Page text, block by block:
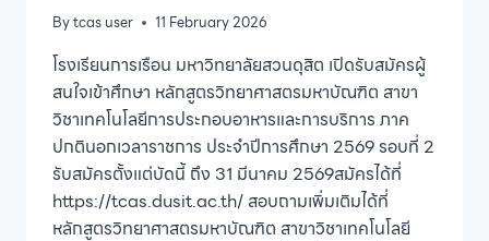
Bytcas user 11 February 2026
โรงเรียนการเรือน มหาวิทยาลัยสวนดุสิต เปิดรับสมัครผู้
สนใจเข้าศึกษา หลักสูตรวิทยาศาสตรมหาบัณฑิต สาขา
วิชาเทคโนโลยีการประกอบอาหารและการบริการ ภาค
ปกตินอกเวลาราชการ ประจำปีการศึกษา 2569 รอบที่ 2
รับสมัครตั้งแต่บัดนี้ ถึง 31 มีนาคม 2569สมัครได้ที่
https://tcas.dusit.ac.th/ สอบถามเพิ่มเติมได้ที่
หลักสูตรวิทยาศาสตรมหาบัณฑิต สาขาวิชาเทคโนโลยี